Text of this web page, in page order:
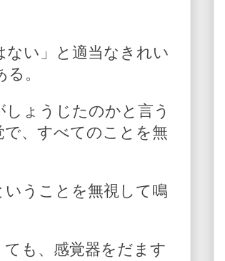
い」と適当なきれい
。
ょうじたのかと言う
、すべてのことを無
うことを無視して鳴
も、感覚器をだます